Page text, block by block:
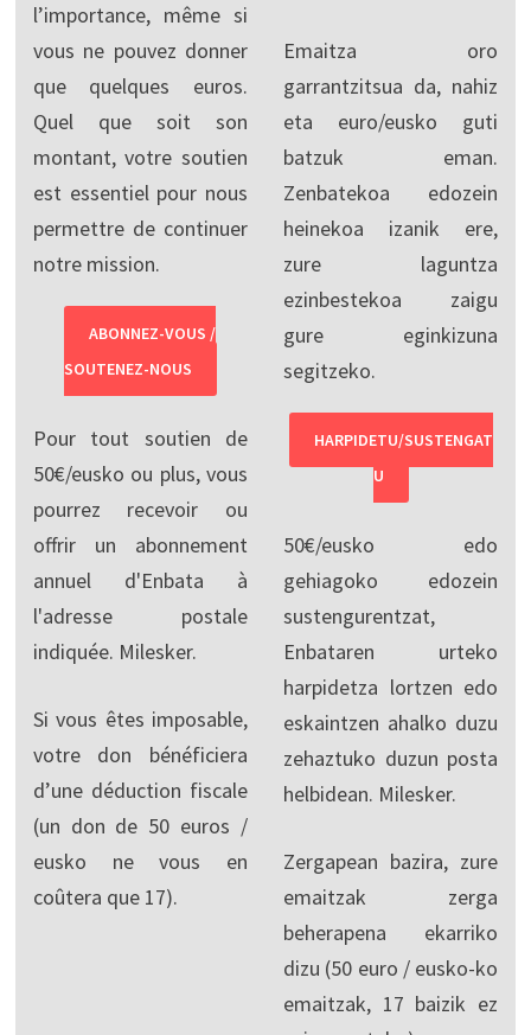
l’importance, même si
vous ne pouvez donner
que quelques euros.
Quel que soit son
montant, votre soutien
est essentiel pour nous
permettre de continuer
notre mission.
ABONNEZ-VOUS /
SOUTENEZ-NOUS
Pour tout soutien de
50€/eusko ou plus, vous
pourrez recevoir ou
offrir un abonnement
annuel d'Enbata à
l'adresse postale
indiquée. Milesker.
Si vous êtes imposable,
votre don bénéficiera
d’une déduction fiscale
(un don de 50 euros /
eusko ne vous en
coûtera que 17).
Emaitza oro
garrantzitsua da, nahiz
eta euro/eusko guti
batzuk eman.
Zenbatekoa edozein
heinekoa izanik ere,
zure laguntza
ezinbestekoa zaigu
gure eginkizuna
segitzeko.
HARPIDETU/SUSTENGAT
U
50€/eusko edo
gehiagoko edozein
sustengurentzat,
Enbataren urteko
harpidetza lortzen edo
eskaintzen ahalko duzu
zehaztuko duzun posta
helbidean. Milesker.
Zergapean bazira, zure
emaitzak zerga
beherapena ekarriko
dizu (50 euro / eusko-ko
emaitzak, 17 baizik ez